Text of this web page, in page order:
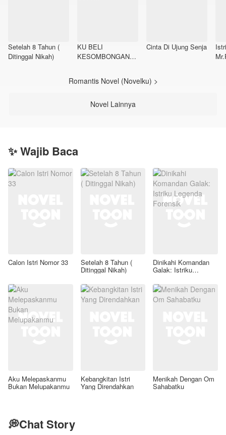
Setelah 8 Tahun (
Ditinggal Nikah)
KU BELI
KESOMBONGAN
Cinta Di Ujung Senja
Romantis Novel (Novelku) >
Novel Lainnya
✨ Wajib Baca
Calon Istri Nomor 33 Setelah 8 Tahun (
Ditinggal Nikah)
Dinikahi Komandan
Galak: Istriku
Aku Melepaskanmu
Bukan Melupakanmu
Kebangkitan Istri
Yang Direndahkan
Menikah Dengan Om
Sahabatku
💭Chat Story